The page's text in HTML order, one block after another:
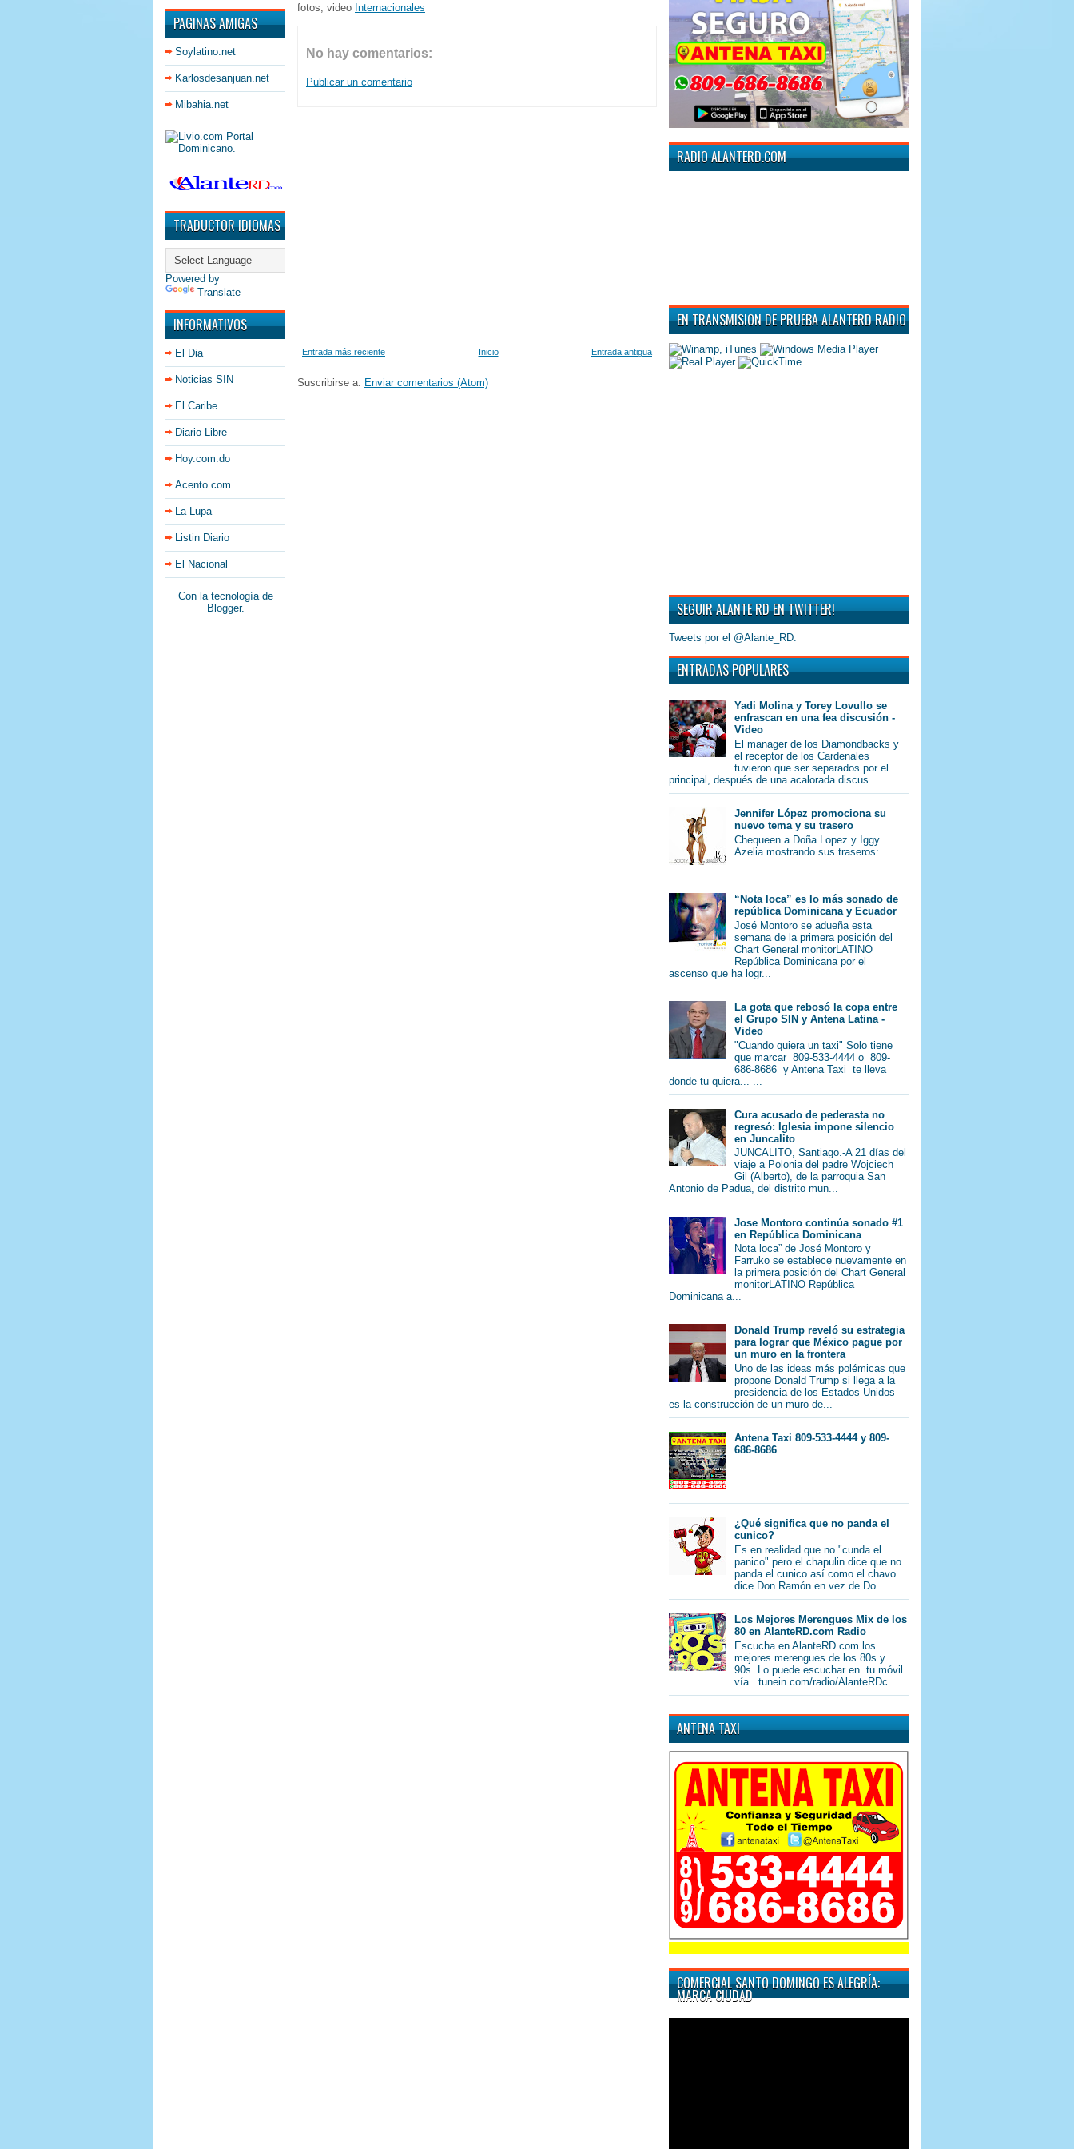
PAGINAS AMIGAS
Soylatino.net
Karlosdesanjuan.net
Mibahia.net
TRADUCTOR IDIOMAS
Powered by
Translate
INFORMATIVOS
El Dia
Noticias SIN
El Caribe
Diario Libre
Hoy.com.do
Acento.com
La Lupa
Listin Diario
El Nacional
Con la tecnología de
Blogger.
fotos, video Internacionales
No hay comentarios:
Publicar un comentario
Entrada más reciente Entrada antigua
Inicio
Suscribirse a: Enviar comentarios (Atom)
RADIO ALANTERD.COM
EN TRANSMISION DE PRUEBA ALANTERD RADIO
SEGUIR ALANTE RD EN TWITTER!
Tweets por el @Alante_RD.
ENTRADAS POPULARES
Yadi Molina y Torey Lovullo se
enfrascan en una fea discusión -
Video
El manager de los Diamondbacks y
el receptor de los Cardenales
tuvieron que ser separados por el
principal, después de una acalorada discus...
Jennifer López promociona su
nuevo tema y su trasero
Chequeen a Doña Lopez y Iggy
Azelia mostrando sus traseros:
“Nota loca” es lo más sonado de
república Dominicana y Ecuador
José Montoro se adueña esta
semana de la primera posición del
Chart General monitorLATINO
República Dominicana por el
ascenso que ha logr...
La gota que rebosó la copa entre
el Grupo SIN y Antena Latina -
Video
"Cuando quiera un taxi" Solo tiene
que marcar 809-533-4444 o 809-
686-8686 y Antena Taxi te lleva
donde tu quiera... ...
Cura acusado de pederasta no
regresó: Iglesia impone silencio
en Juncalito
JUNCALITO, Santiago.-A 21 días del
viaje a Polonia del padre Wojciech
Gil (Alberto), de la parroquia San
Antonio de Padua, del distrito mun...
Jose Montoro continúa sonado #1
en República Dominicana
Nota loca” de José Montoro y
Farruko se establece nuevamente en
la primera posición del Chart General
monitorLATINO República
Dominicana a...
Donald Trump reveló su estrategia
para lograr que México pague por
un muro en la frontera
Uno de las ideas más polémicas que
propone Donald Trump si llega a la
presidencia de los Estados Unidos
es la construcción de un muro de...
Antena Taxi 809-533-4444 y 809-
686-8686
¿Qué significa que no panda el
cunico?
Es en realidad que no "cunda el
panico" pero el chapulin dice que no
panda el cunico así como el chavo
dice Don Ramón en vez de Do...
Los Mejores Merengues Mix de los
80 en AlanteRD.com Radio
Escucha en AlanteRD.com los
mejores merengues de los 80s y
90s Lo puede escuchar en tu móvil
vía tunein.com/radio/AlanteRDc ...
ANTENA TAXI
COMERCIAL SANTO DOMINGO ES ALEGRÍA:
MARCA CIUDAD